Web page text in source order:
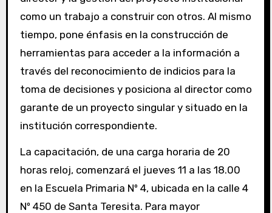
como un trabajo a construir con otros. Al mismo
tiempo, pone énfasis en la construcción de
herramientas para acceder a la información a
través del reconocimiento de indicios para la
toma de decisiones y posiciona al director como
garante de un proyecto singular y situado en la
institución correspondiente.
La capacitación, de una carga horaria de 20
horas reloj, comenzará el jueves 11 a las 18.00
en la Escuela Primaria Nº 4, ubicada en la calle 4
Nº 450 de Santa Teresita. Para mayor